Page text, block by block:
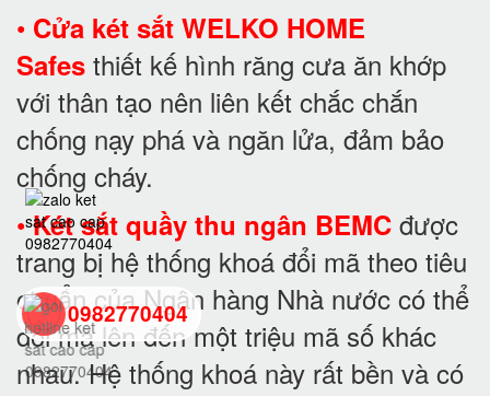
• Cửa két sắt WELKO HOME
Safes thiết kế hình răng cưa ăn khớp
với thân tạo nên liên kết chắc chắn
chống nạy phá và ngăn lửa, đảm bảo
chống cháy.
•Két sắt quầy thu ngân BEMC được
trang bị hệ thống khoá đổi mã theo tiêu
chuẩn của Ngân hàng Nhà nước có thể
đổi mã lên đến một triệu mã số khác
nhau. Hệ thống khoá này rất bền và có
0982770404
back